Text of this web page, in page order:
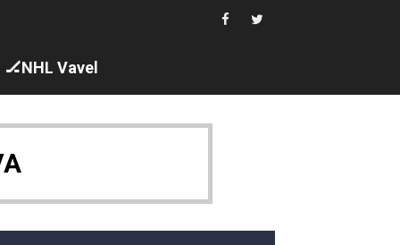
al equipo neutral ruso, llevándose 8 medallas, seis para
en el Grand Slam Mexico
Taddeucci. Ángela Martínez 5ª en 10km
🏒NHL Vavel